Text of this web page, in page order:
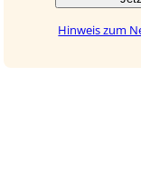
Hinweis zum